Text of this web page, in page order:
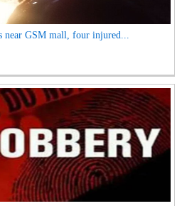
near GSM mall, four injured...